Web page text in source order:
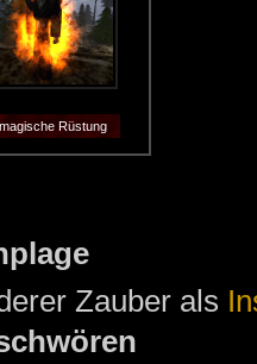
Rüstung
Zauber als